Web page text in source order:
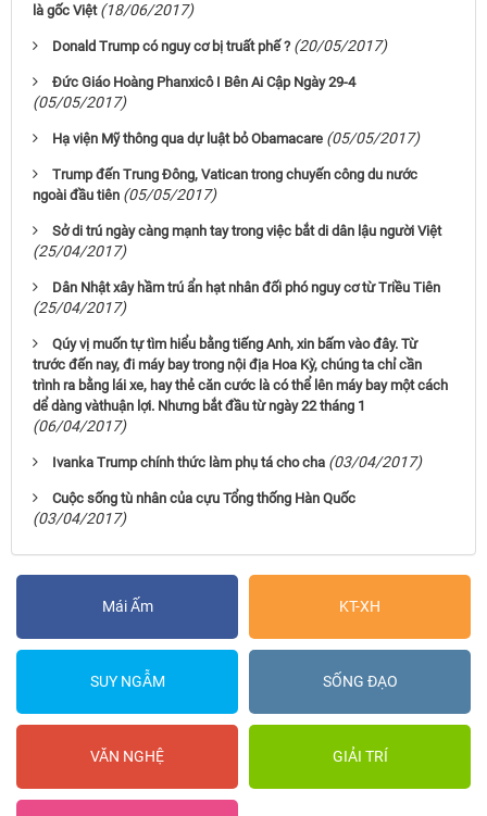
là gốc Việt (18/06/2017)
Donald Trump có nguy cơ bị truất phế ? (20/05/2017)
Ðức Giáo Hoàng Phanxicô I Bên Ai Cập Ngày 29-4
(05/05/2017)
Hạ viện Mỹ thông qua dự luật bỏ Obamacare (05/05/2017)
Trump đến Trung Đông, Vatican trong chuyến công du nước
ngoài đầu tiên (05/05/2017)
Sở di trú ngày càng mạnh tay trong việc bắt di dân lậu người Việt
(25/04/2017)
Dân Nhật xây hầm trú ẩn hạt nhân đối phó nguy cơ từ Triều Tiên
(25/04/2017)
Qúy vị muốn tự tìm hiểu bằng tiếng Anh, xin bấm vào đây. Từ
trước đến nay, đi máy bay trong nội địa Hoa Kỳ, chúng ta chỉ cần
trình ra bằng lái xe, hay thẻ căn cước là có thể lên máy bay một cách
dể dàng vàthuận lợi. Nhưng bắt đầu từ ngày 22 tháng 1
(06/04/2017)
Ivanka Trump chính thức làm phụ tá cho cha (03/04/2017)
Cuộc sống tù nhân của cựu Tổng thống Hàn Quốc
(03/04/2017)
Mái Ấm KT-XH
SUY NGẪM SỐNG ĐẠO
VĂN NGHỆ GIẢI TRÍ